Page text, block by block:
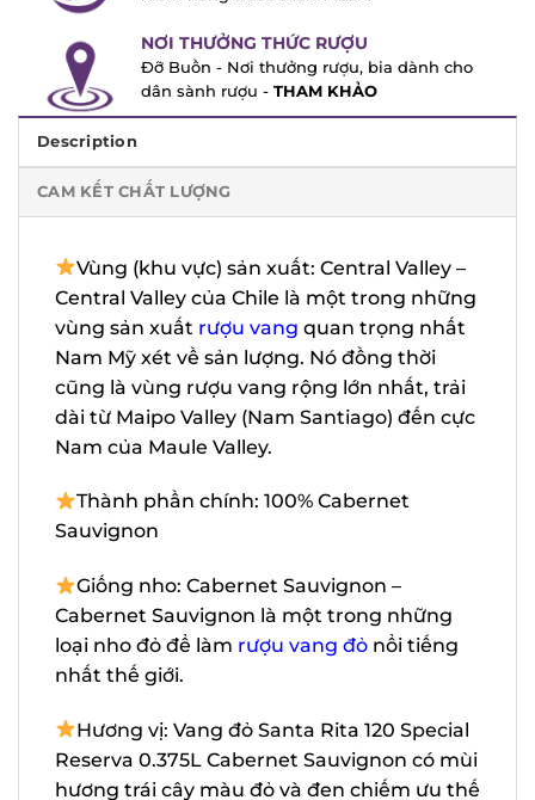
NƠI THƯỞNG THỨC RƯỢU
Đỡ Buồn - Nơi thưởng rượu, bia dành cho
dân sành rượu -
THAM KHẢO
Description
CAM KẾT CHẤT LƯỢNG
Vùng (khu vực) sản xuất: Central Valley
– Central Valley của Chile là một trong
những vùng sản xuấtrượu vangquan
trọng nhất Nam Mỹ xét về sản lượng. Nó
đồng thời cũng là vùng rượu vang rộng
lớn nhất, trải dài từ Maipo Valley (Nam
Santiago) đến cực Nam của Maule Valley.
Thành phần chính: 100% Cabernet
Sauvignon
Giống nho: Cabernet Sauvignon –
Cabernet Sauvignon là một trong những
loại nho đỏ để làm rượu vang đỏ nổi tiếng
nhất thế giới.
Hương vị: Vang đỏ Santa Rita 120
Special Reserva 0.375L Cabernet
Sauvignon có mùi hương trái cây màu đỏ